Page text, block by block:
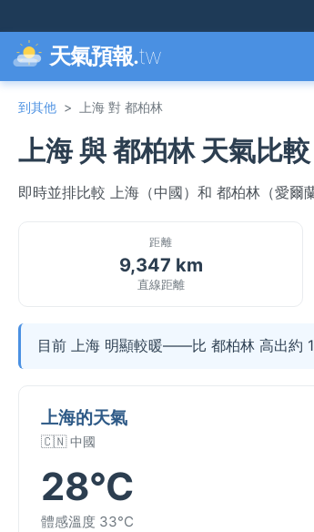
天氣預報.tw
到其他 > 上海 對 都柏林
上海 與 都柏林 天氣比較
即時並排比較 上海（中國）和 都柏林（愛爾
距離
9,347 km
直線距離
目前 上海 明顯較暖——比 都柏林 高出約
上海的天氣
🇨🇳 中國
28°C
體感溫度 33°C